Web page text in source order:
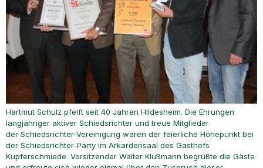
Hartmut Schulz pfeift seit 40 Jahren Hildesheim. Die Ehrungen
langjähriger aktiver Schiedsrichter und treue Mitglieder
der Schiedsrichter-Vereinigung waren der feierliche Höhepunkt bei
der Schiedsrichter-Party im Arkardensaal des Gasthofs
Kupferschmiede. Vorsitzender Walter Klußmann begrüßte die Gäste